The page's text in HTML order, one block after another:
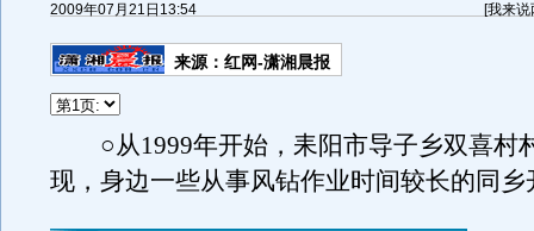
2009年07月21日13:54 [我来说
来源： 红网-潇湘晨报
○从1999年开始，耒阳市导子乡双喜村
现，身边一些从事风钻作业时间较长的同乡